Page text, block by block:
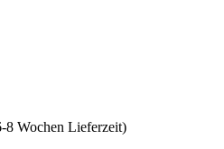
8 Wochen Lieferzeit)